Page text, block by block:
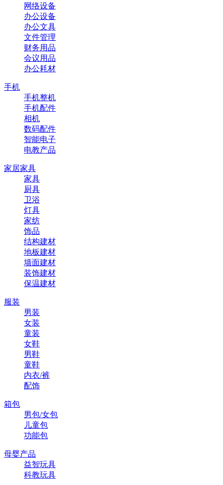
网络设备
办公设备
办公文具
文件管理
财务用品
会议用品
办公耗材
手机
手机整机
手机配件
相机
数码配件
智能电子
电教产品
家居家具
家具
厨具
卫浴
灯具
家纺
饰品
结构建材
地板建材
墙面建材
装饰建材
保温建材
服装
男装
女装
童装
女鞋
男鞋
童鞋
内衣/裤
配饰
箱包
男包/女包
儿童包
功能包
母婴产品
益智玩具
科教玩具